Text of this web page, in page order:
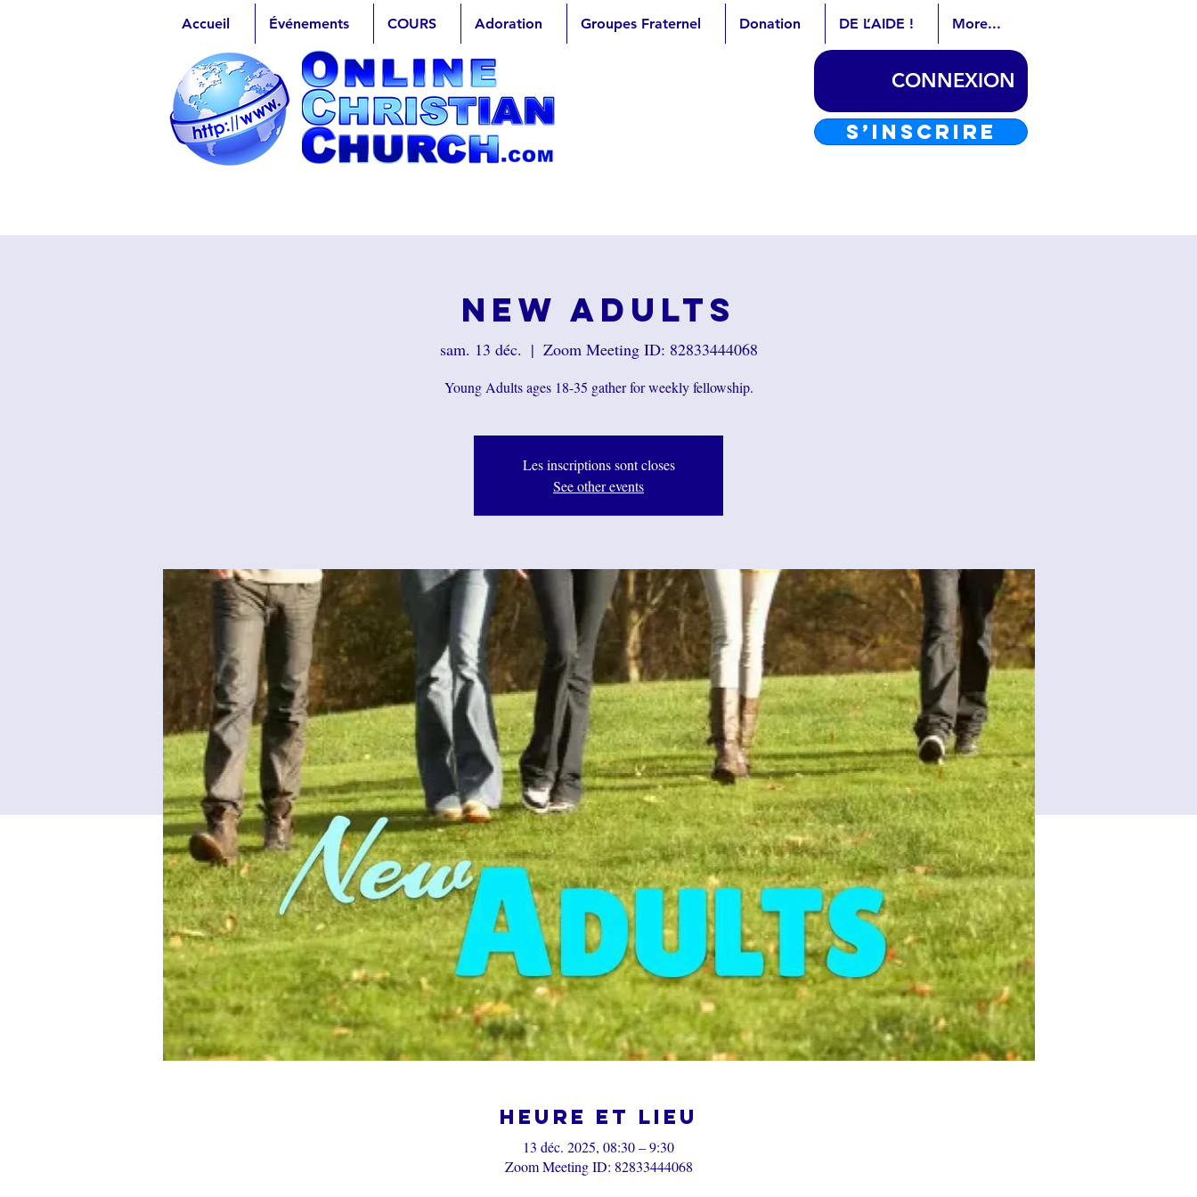
Accueil Événements COURS Adoration Groupes Fraternel Donation DE L’AIDE ! More...
New Adults
sam. 13 déc.
  |
Zoom Meeting ID: 82833444068
Young Adults ages 18-35 gather for weekly fellowship.
Les inscriptions sont closes
See other events
Heure et lieu
13 déc. 2025, 08:30 – 9:30
Zoom Meeting ID: 82833444068
CONNEXION
S’INSCRIRE